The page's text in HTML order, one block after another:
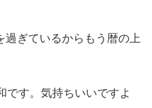
ぎているからもう暦の上
です。気持ちいいですよ